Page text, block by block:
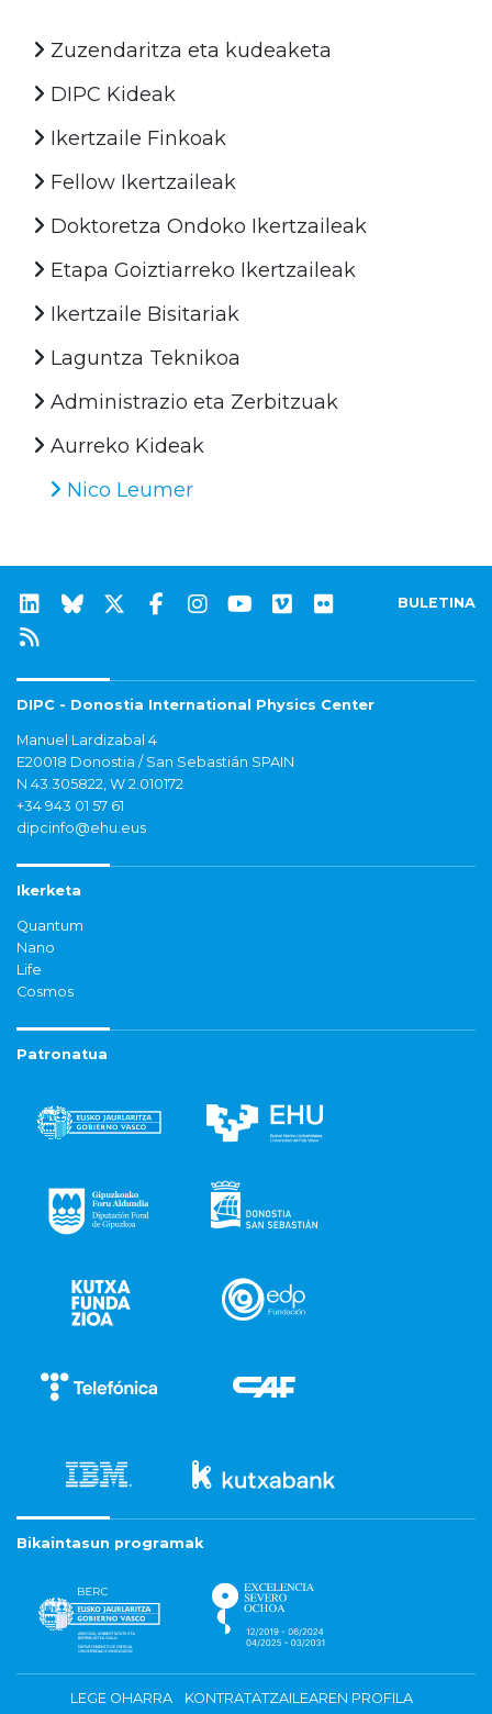
Zuzendaritza eta kudeaketa
DIPC Kideak
Ikertzaile Finkoak
Fellow Ikertzaileak
Doktoretza Ondoko Ikertzaileak
Etapa Goiztiarreko Ikertzaileak
Ikertzaile Bisitariak
Laguntza Teknikoa
Administrazio eta Zerbitzuak
Aurreko Kideak
Nico Leumer
BULETINA
DIPC - Donostia International Physics Center
Manuel Lardizabal 4
E20018 Donostia / San Sebastián SPAIN
N 43.305822, W 2.010172
+34 943 01 57 61
dipcinfo@ehu.eus
Ikerketa
Quantum
Nano
Life
Cosmos
Patronatua
Bikaintasun programak
LEGE OHARRA
KONTRATATZAILEAREN PROFILA